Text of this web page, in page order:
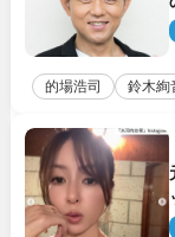
的場浩司 鈴木絢